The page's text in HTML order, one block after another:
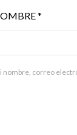
*
nombre, correo